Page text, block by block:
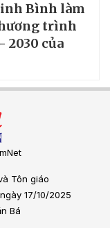
Bình làm
trình
2030 của
Tôn giáo
17/10/2025
Bá